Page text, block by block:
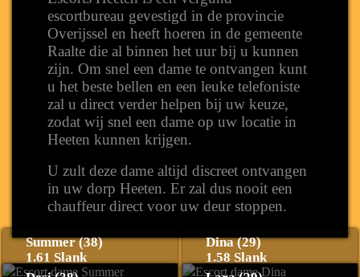
escortbureau gevestigd in de provincie
Overijssel en heeft hoeren in de gemeente
Raalte die al binnen het uur bij u kunnen
zijn. Om snel een dame te ontvangen kunt
u het beste bellen en een leuke telefoniste
zal u direct verder helpen bij uw keuze,
zodat wij snel een dame op uw locatie in
Heeten kunnen krijgen.
U zult deze dame altijd discreet ontvangen
in uw dorp Heeten. Er zal dus nooit een
chauffeur direct voor uw deur stoppen.
Summer (38)
1.61 Slank
Dina (29)
1.58 Slank